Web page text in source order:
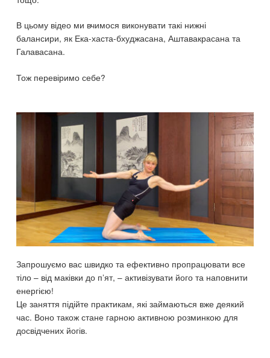
В цьому відео ми вчимося виконувати такі нижні
балансири, як Ека-хаста-бхуджасана, Аштавакрасана та
Галавасана.
Тож перевіримо себе?
Запрошуємо вас швидко та ефективно пропрацювати все
тіло – від маківки до п’ят, – активізувати його та наповнити
енергією!
Це заняття підійте практикам, які займаються вже деякий
час. Воно також стане гарною активною розминкою для
досвідчених йогів.